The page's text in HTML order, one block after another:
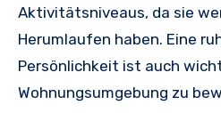
Aktivitätsniveaus, da sie
Herumlaufen haben. Eine
Persönlichkeit ist auch
Wohnungsumgebung zu